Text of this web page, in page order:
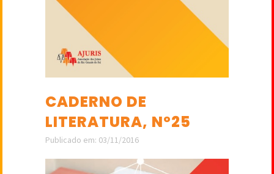
CADERNO DE
LITERATURA, Nº25
Publicado em: 03/11/2016